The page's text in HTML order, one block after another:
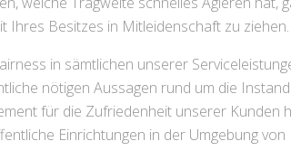
Ihres Besitzes in Mitleidenschaft zu ziehen.
in sämtlichen unserer
nötigen Aussagen rund um die
für die Zufriedenheit unserer Kunden
Einrichtungen in der Umgebung von